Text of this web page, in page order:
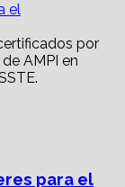
el
para el